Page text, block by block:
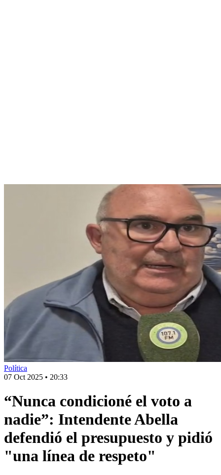
Política
07 Oct 2025 • 20:33
“Nunca condicioné el voto a
nadie”: Intendente Abella
defendió el presupuesto y pidió
"una línea de respeto"